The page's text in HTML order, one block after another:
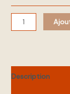
Description